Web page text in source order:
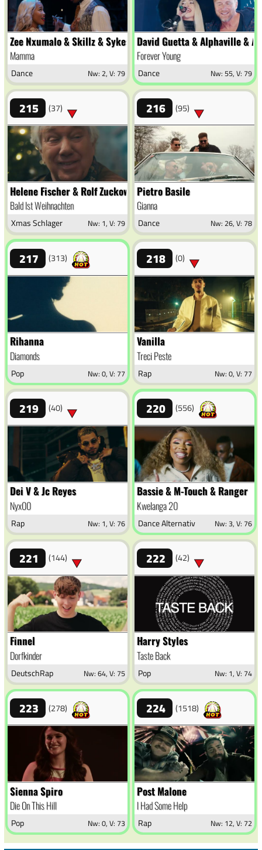
Zee Nxumalo & Skillz & Sykes
Mamma
Dance Nw: 2, V: 79
David Guetta & Alphaville &
Forever Young
Dance Nw: 55, V: 79
215 (37)
Helene Fischer & Rolf Zuckowski
Bald Ist Weihnachten
Xmas Schlager Nw: 1, V: 79
216 (95)
Pietro Basile
Gianna
Dance Nw: 26, V: 78
217 (313)
Rihanna
Diamonds
Pop Nw: 0, V: 77
218 (0)
Vanilla
Treci Peste
Rap Nw: 0, V: 77
219 (40)
Dei V & Jc Reyes
Nyx00
Rap Nw: 1, V: 76
220 (556)
Bassie & M-Touch & Ranger
Kwelanga 20
Dance Alternativ Nw: 3, V: 76
221 (144)
Finnel
Dorfkinder
DeutschRap Nw: 64, V: 75
222 (42)
Harry Styles
Taste Back
Pop Nw: 1, V: 74
223 (278)
Sienna Spiro
Die On This Hill
Pop Nw: 0, V: 73
224 (1518)
Post Malone
I Had Some Help
Rap Nw: 12, V: 72